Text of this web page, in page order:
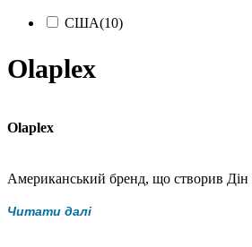
США(10)
Olaplex
Olaplex
Американський бренд, що створив Дін
Читати далі